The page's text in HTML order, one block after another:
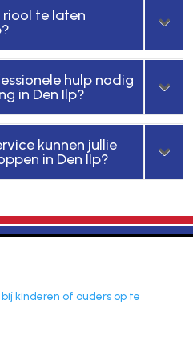
te laten
hulp nodig
in Den Ilp?
kunnen jullie
in Den Ilp?